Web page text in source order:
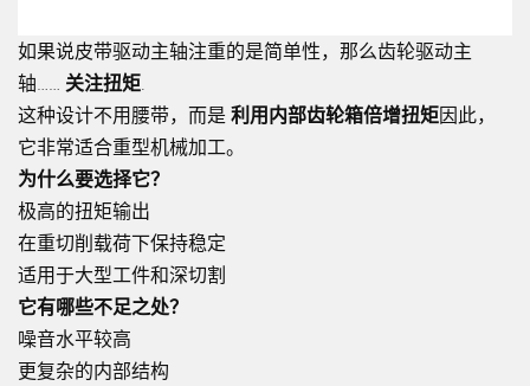
如果说皮带驱动主轴注重的是简单性，那么齿轮驱动主
轴…… 关注扭矩.
这种设计不用腰带，而是 利用内部齿轮箱倍增扭矩因此，
它非常适合重型机械加工。
为什么要选择它？
极高的扭矩输出
在重切削载荷下保持稳定
适用于大型工件和深切割
它有哪些不足之处？
噪音水平较高
更复杂的内部结构